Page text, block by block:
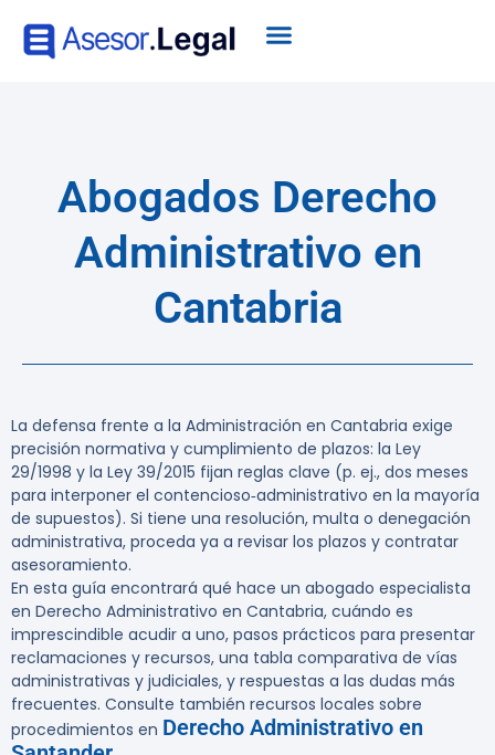
Abogados Derecho
Administrativo en
Cantabria
La defensa frente a la Administración en Cantabria exige
precisión normativa y cumplimiento de plazos: la Ley
29/1998 y la Ley 39/2015 fijan reglas clave (p. ej., dos meses
para interponer el contencioso‑administrativo en la mayoría
de supuestos). Si tiene una resolución, multa o denegación
administrativa, proceda ya a revisar los plazos y contratar
asesoramiento.
En esta guía encontrará qué hace un abogado especialista
en Derecho Administrativo en Cantabria, cuándo es
imprescindible acudir a uno, pasos prácticos para presentar
reclamaciones y recursos, una tabla comparativa de vías
administrativas y judiciales, y respuestas a las dudas más
frecuentes. Consulte también recursos locales sobre
procedimientos en Derecho Administrativo en